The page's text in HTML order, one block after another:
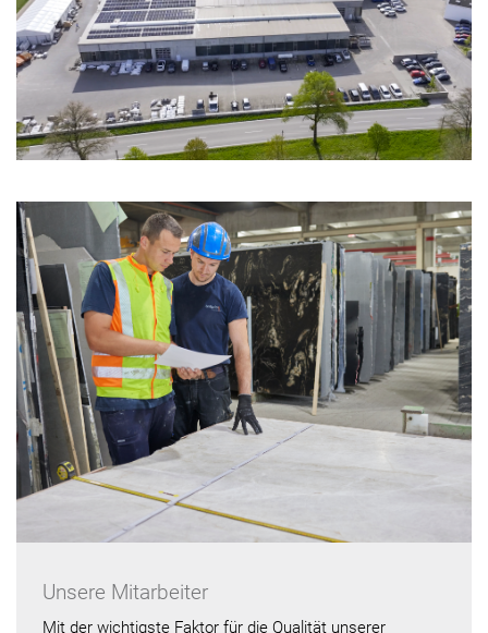
Unsere Mitarbeiter
Mit der wichtigste Faktor für die Qualität unserer